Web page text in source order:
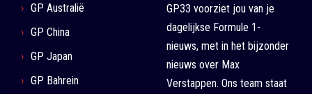
GP Australië
GP China
GP Japan
GP Bahrein
GP33 voorziet jou van je
dagelijkse Formule 1-
nieuws, met in het bijzonder
nieuws over Max
Verstappen. Ons team staat